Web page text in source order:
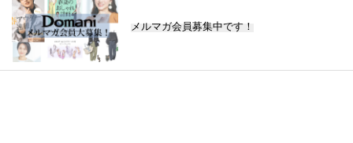
メルマガ会員募集中です！